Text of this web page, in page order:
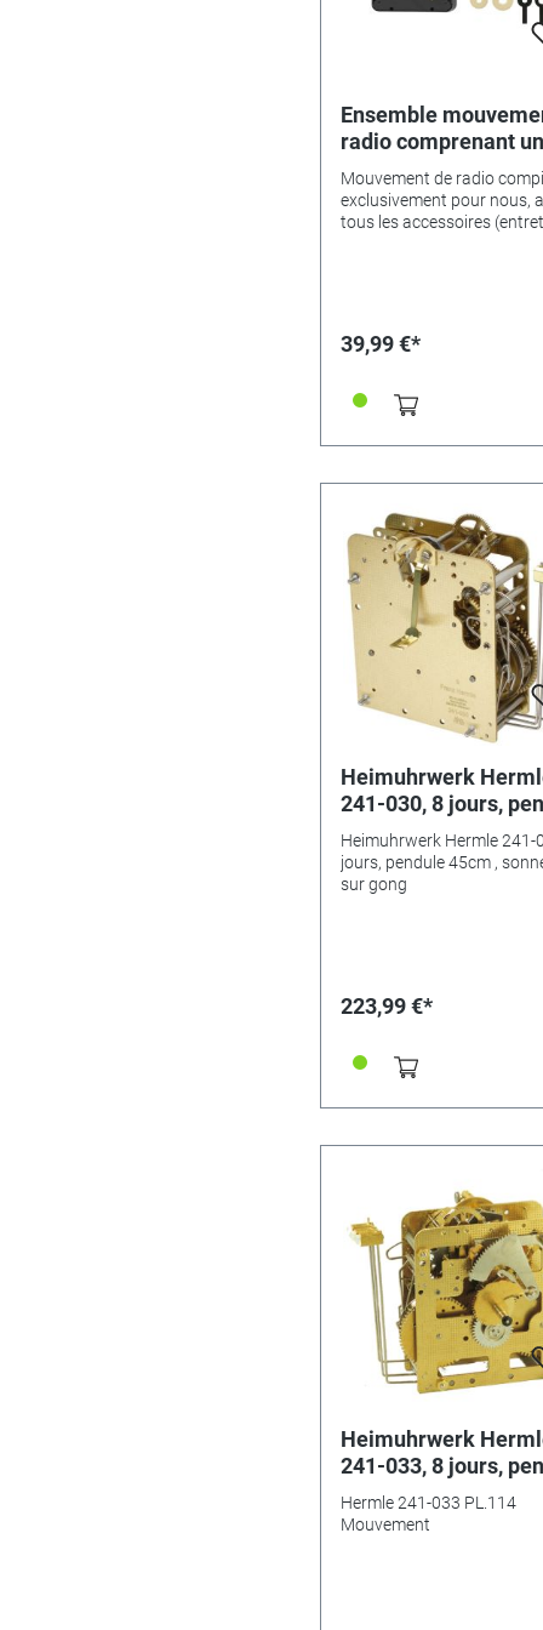
Ensemble
radio comprenant un
ensemble d'aiguille
Mouvement de radio
exclusivement pour nous,
tous les accessoires
seconde main noir et laiton
Funkwerk est également un
mouvement à quartz, car sa
tous les jours entre 2 et 4
fonctionne comme un
mouvement à quartz,
travail ne pourrait pas être
exécuté. Très fiable, même
lorsqu'il est utilisé dans des
montres de plus grand
39,99 €*
Heimuhrwerk
241-030, 8 jours,
45cm , sonnerie sur
Heimuhrwerk Hermle 241-
jours, pendule 45cm ,
sur gong
223,99 €*
Heimuhrwerk
241-033, 8 jours,
114cm, sonnerie sur
gong
Hermle 241-033 PL.114
Mouvement